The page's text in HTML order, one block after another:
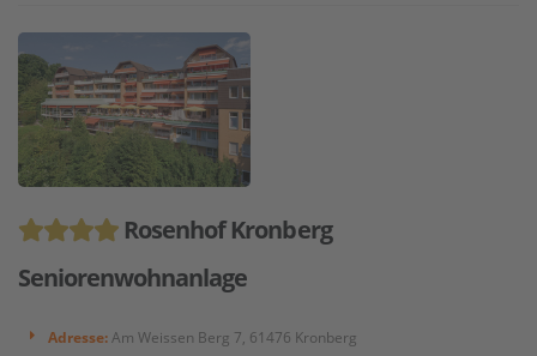
Rosenhof Kronberg
Seniorenwohnanlage
Adresse: Am Weissen Berg 7, 61476 Kronberg